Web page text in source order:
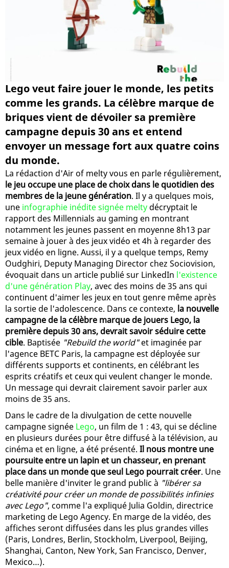
Lego veut faire jouer le monde, les petits
comme les grands. La célèbre marque de
briques vient de dévoiler sa première
campagne depuis 30 ans et entend
envoyer un message fort aux quatre coins
du monde.
La rédaction d'Air of melty vous en parle régulièrement,
le jeu occupe une place de choix dans le quotidien des
membres de la jeune génération. Il y a quelques mois,
une infographie inédite signée melty décryptait le
rapport des Millennials au gaming en montrant
notamment les jeunes passent en moyenne 8h13 par
semaine à jouer à des jeux vidéo et 4h à regarder des
jeux vidéo en ligne. Aussi, il y a quelque temps, Remy
Oudghiri, Deputy Managing Director chez Sociovision,
évoquait dans un article publié sur LinkedIn l'existence
d'une génération Play, avec des moins de 35 ans qui
continuent d'aimer les jeux en tout genre même après
la sortie de l'adolescence. Dans ce contexte, la nouvelle
campagne de la célèbre marque de jouers Lego, la
première depuis 30 ans, devrait savoir séduire cette
cible. Baptisée "Rebuild the world"et imaginée par
l'agence BETC Paris, la campagne est déployée sur
différents supports et continents, en célébrant les
esprits créatifs et ceux qui veulent changer le monde.
Un message qui devrait clairement savoir parler aux
moins de 35 ans.
Dans le cadre de la divulgation de cette nouvelle
campagne signée Lego, un film de 1 : 43, qui se décline
en plusieurs durées pour être diffusé à la télévision, au
cinéma et en ligne, a été présenté. Il nous montre une
poursuite entre un lapin et un chasseur, en prenant
place dans un monde que seul Lego pourrait créer. Une
belle manière d'inviter le grand public à "libérer sa
créativité pour créer un monde de possibilités infinies
avec Lego", comme l'a expliqué Julia Goldin, directrice
marketing de Lego Agency. En marge de la vidéo, des
affiches seront diffusées dans les plus grandes villes
(Paris, Londres, Berlin, Stockholm, Liverpool, Beijing,
Shanghai, Canton, New York, San Francisco, Denver,
Mexico…).